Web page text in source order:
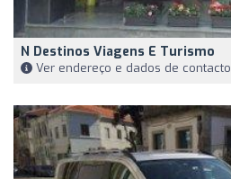
N Destinos Viagens E Turismo
Ver endereço e dados de contacto